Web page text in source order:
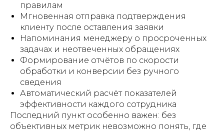
правилам
Мгновенная отправка подтверждения
клиенту после оставления заявки
Напоминания менеджеру о просроченных
задачах и неотвеченных обращениях
Формирование отчётов по скорости
обработки и конверсии без ручного
сведения
Автоматический расчёт показателей
эффективности каждого сотрудника
Последний пункт особенно важен: без
объективных метрик невозможно понять, где